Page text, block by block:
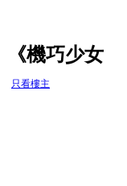
《機巧少女
只看樓主